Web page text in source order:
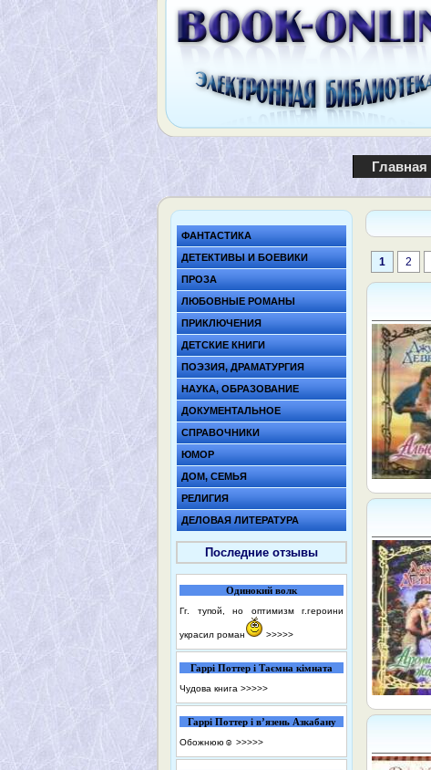
Главная
ФАНТАСТИКА
ДЕТЕКТИВЫ И БОЕВИКИ
ПРОЗА
ЛЮБОВНЫЕ РОМАНЫ
ПРИКЛЮЧЕНИЯ
ДЕТСКИЕ КНИГИ
ПОЭЗИЯ, ДРАМАТУРГИЯ
НАУКА, ОБРАЗОВАНИЕ
ДОКУМЕНТАЛЬНОЕ
СПРАВОЧНИКИ
ЮМОР
ДОМ, СЕМЬЯ
РЕЛИГИЯ
ДЕЛОВАЯ ЛИТЕРАТУРА
Последние отзывы
Одинокий волк
Гг. тупой, но оптимизм г.героини
украсил роман >>>>>
Гаррі Поттер і Таємна кімната
Чудова книга >>>>>
Гаррі Поттер і в’язень Азкабану
Обожнюю☺️ >>>>>
1 2